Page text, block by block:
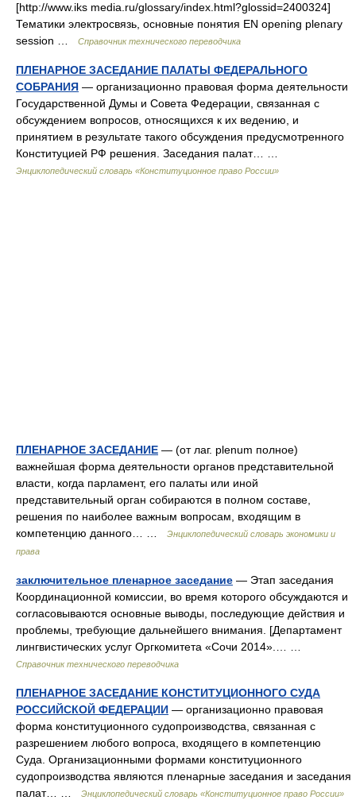
[http://www.iks media.ru/glossary/index.html?glossid=2400324]
Тематики электросвязь, основные понятия EN opening plenary
session …
Справочник технического переводчика
ПЛЕНАРНОЕ ЗАСЕДАНИЕ ПАЛАТЫ ФЕДЕРАЛЬНОГО
СОБРАНИЯ — организационно правовая форма деятельности
Государственной Думы и Совета Федерации, связанная с
обсуждением вопросов, относящихся к их ведению, и
принятием в результате такого обсуждения предусмотренного
Конституцией РФ решения. Заседания палат… …
Энциклопедический словарь «Конституционное право России»
ПЛЕНАРНОЕ ЗАСЕДАНИЕ — (от лаг. plenum полное)
важнейшая форма деятельности органов представительной
власти, когда парламент, его палаты или иной
представительный орган собираются в полном составе,
решения по наиболее важным вопросам, входящим в
компетенцию данного… …
Энциклопедический словарь экономики и
права
заключительное пленарное заседание — Этап заседания
Координационной комиссии, во время которого обсуждаются и
согласовываются основные выводы, последующие действия и
проблемы, требующие дальнейшего внимания. [Департамент
лингвистических услуг Оргкомитета «Сочи 2014».… …
Справочник технического переводчика
ПЛЕНАРНОЕ ЗАСЕДАНИЕ КОНСТИТУЦИОННОГО СУДА
РОССИЙСКОЙ ФЕДЕРАЦИИ — организационно правовая
форма конституционного судопроизводства, связанная с
разрешением любого вопроса, входящего в компетенцию
Суда. Организационными формами конституционного
судопроизводства являются пленарные заседания и заседания
палат… …
Энциклопедический словарь «Конституционное право России»